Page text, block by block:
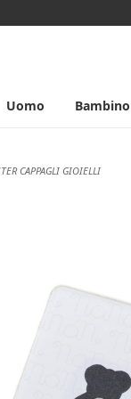
Uomo Bambino
CAPPAGLI GIOIELLI